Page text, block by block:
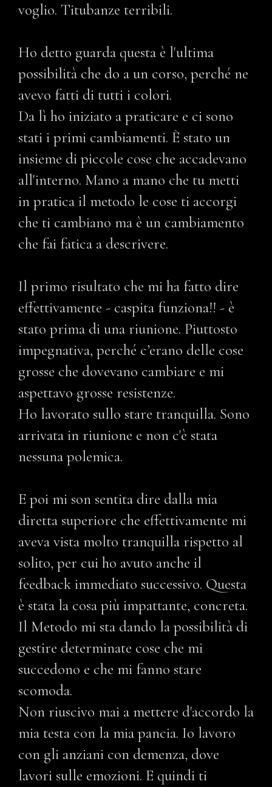
voglio. Titubanze terribili.
Ho detto guarda questa è l'ultima
possibilità che do a un corso, perché ne
avevo fatti di tutti i colori.
Da lì ho iniziato a praticare e ci sono
stati i primi cambiamenti. È stato un
insieme di piccole cose che accadevano
all'interno. Mano a mano che tu metti
in pratica il metodo le cose ti accorgi
che ti cambiano ma è un cambiamento
che fai fatica a descrivere.
Il primo risultato che mi ha fatto dire
effettivamente - caspita funziona!! - è
stato prima di una riunione. Piuttosto
impegnativa, perché c’erano delle cose
grosse che dovevano cambiare e mi
aspettavo grosse resistenze.
Ho lavorato sullo stare tranquilla. Sono
arrivata in riunione e non c'è stata
nessuna polemica.
E poi mi son sentita dire dalla mia
diretta superiore che effettivamente mi
aveva vista molto tranquilla rispetto al
solito, per cui ho avuto anche il
feedback immediato successivo. Questa
è stata la cosa più impattante, concreta.
Il Metodo mi sta dando la possibilità di
gestire determinate cose che mi
succedono e che mi fanno stare
scomoda.
Non riuscivo mai a mettere d'accordo la
mia testa con la mia pancia. Io lavoro
con gli anziani con demenza, dove
lavori sulle emozioni. E quindi ti